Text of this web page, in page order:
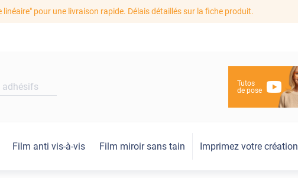
linéaire" pour une livraison rapide. Délais détaillés sur la fiche produit.
Tutos
de pose
Film anti vis-à-vis Film miroir sans tain Imprimez votre création